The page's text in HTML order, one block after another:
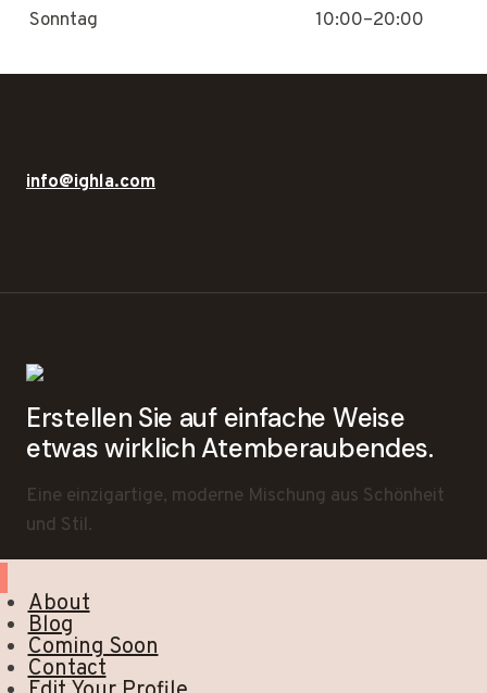
Sonntag
10:00–20:00
info@ighla.com
Erstellen Sie auf einfache Weise
etwas wirklich Atemberaubendes.
Eine einzigartige, moderne Mischung aus Schönheit
und Stil.
About
Blog
Coming Soon
Contact